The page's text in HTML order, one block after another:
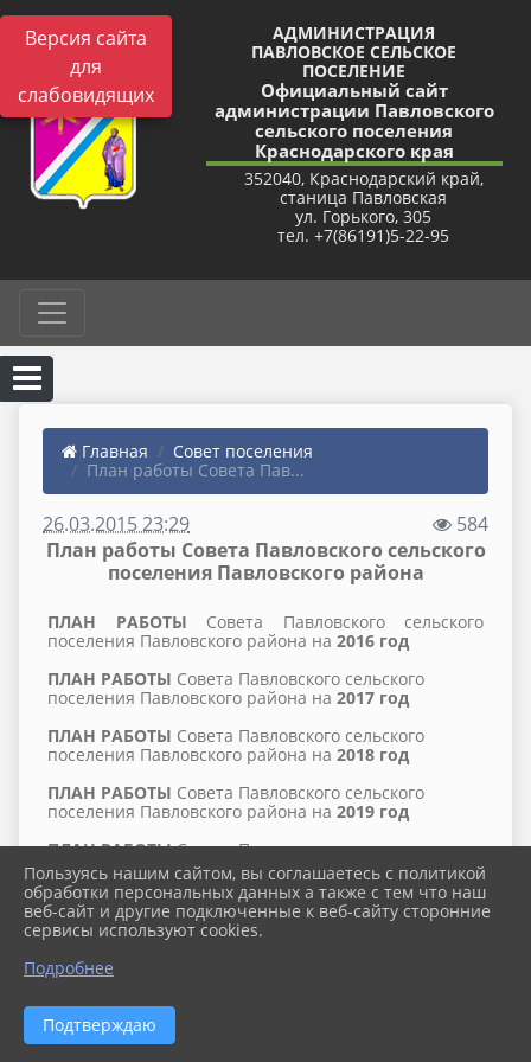
Версия сайта
для
слабовидящих
АДМИНИСТРАЦИЯ
ПАВЛОВСКОЕ СЕЛЬСКОЕ
ПОСЕЛЕНИЕ
Официальный сайт
администрации Павловского
сельского поселения
Краснодарского края
352040, Краснодарский край,
станица Павловская
ул. Горького, 305
тел. +7(86191)5-22-95
Главная
Совет поселения
План работы Совета Пав...
26.03.2015 23:29
584
План работы Совета Павловского сельского
поселения Павловского района
ПЛАН РАБОТЫ Совета Павловского сельского
поселения Павловского района на 2016 год
ПЛАН РАБОТЫ Совета Павловского сельского
поселения Павловского района на 2017 год
ПЛАН РАБОТЫ Совета Павловского сельского
поселения Павловского района на 2018 год
ПЛАН РАБОТЫ Совета Павловского сельского
поселения Павловского района на 2019 год
ПЛАН РАБОТЫСовета Павловского сельского
поселения Павловского района на2020 год
ПЛАН РАБОТЫСовета Павловского сельского
поселения Павловского района на2021 год
ПЛАН РАБОТЫ
поселения Павловского района на
ПЛАН РАБОТЫ
поселения Павловского района на
Пользуясь нашим сайтом, вы соглашаетесь с политикой
обработки персональных данных а также с тем что наш
веб-сайт и другие подключенные к веб-сайту сторонние
сервисы используют cookies.
Подробнее
Подтверждаю